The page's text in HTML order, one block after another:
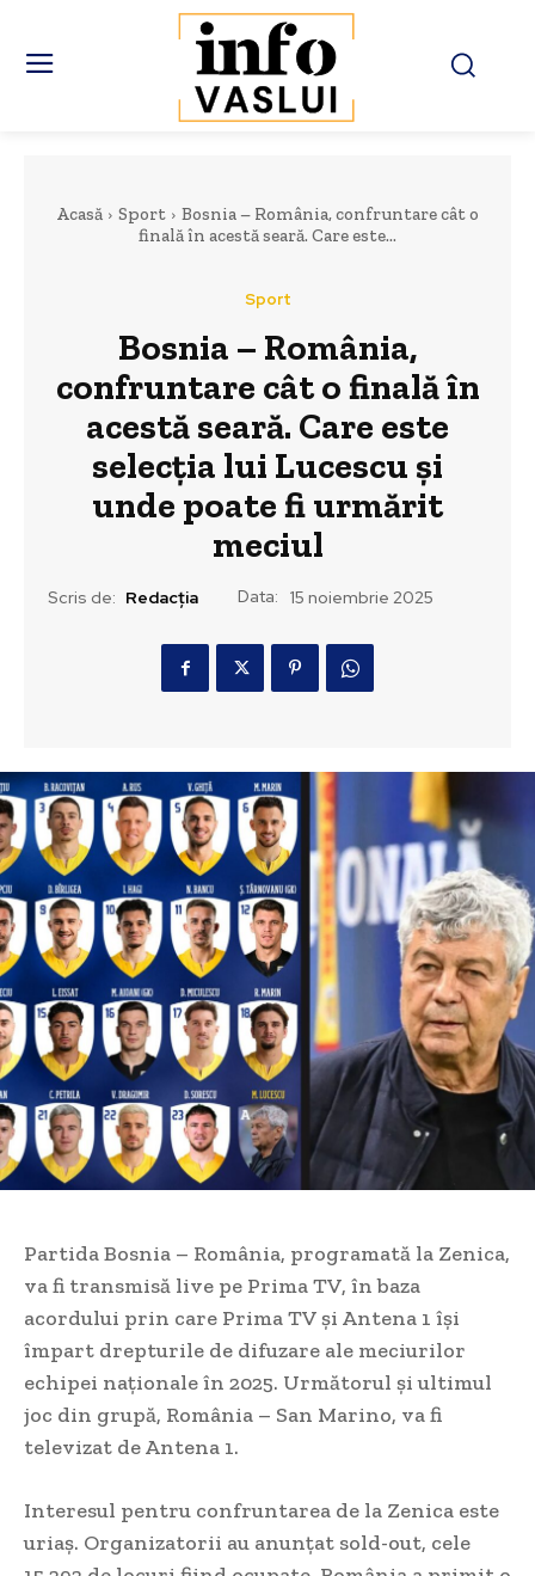
Acasă Sport
Bosnia – România, confruntare cât o
finală în acestă seară. Care este...
Sport
Bosnia – România,
confruntare cât o finală în
acestă seară. Care este
selecția lui Lucescu și
unde poate fi urmărit
meciul
Scris de: Redacția Data: 15 noiembrie 2025
Partida Bosnia – România, programată la Zenica,
va fi transmisă live pe Prima TV, în baza
acordului prin care Prima TV și Antena 1 își
împart drepturile de difuzare ale meciurilor
echipei naționale în 2025. Următorul și ultimul
joc din grupă, România – San Marino, va fi
televizat de Antena 1.
Interesul pentru confruntarea de la Zenica este
uriaș. Organizatorii au anunțat sold-out, cele